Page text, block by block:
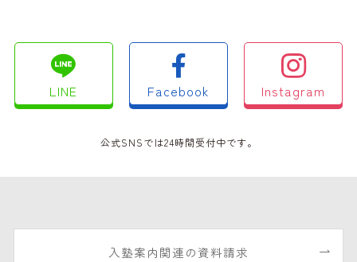
LINE Facebook Instagram
公式SNSでは24時間受付中です。
入塾案内関連の資料請求